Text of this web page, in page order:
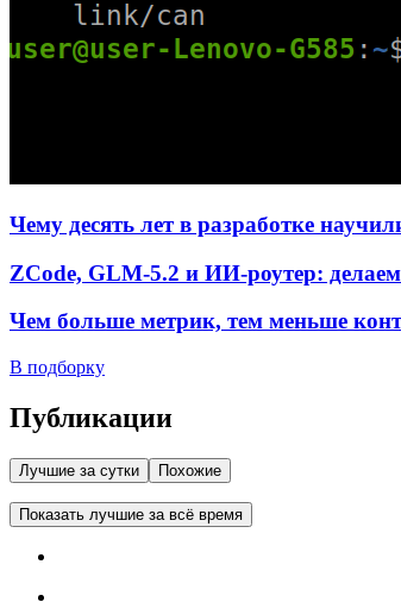
Чему десять лет в разработке
ZCode, GLM-5.2 и ИИ-роутер:
Чем больше метрик, тем меньше
В подборку
Публикации
Лучшие за сутки Похожие
Показать лучшие за всё время